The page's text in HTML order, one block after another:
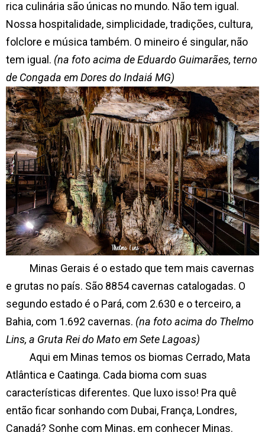
rica culinária são únicas no mundo. Não tem igual.
Nossa hospitalidade, simplicidade, tradições, cultura,
folclore e música também. O mineiro é singular, não
tem igual. (na foto acima de Eduardo Guimarães, terno
de Congada em Dores do Indaiá MG)
Minas Gerais é o estado que tem mais cavernas
e grutas no país. São 8854 cavernas catalogadas. O
segundo estado é o Pará, com 2.630 e o terceiro, a
Bahia, com 1.692 cavernas. (na foto acima do Thelmo
Lins, a Gruta Rei do Mato em Sete Lagoas)
Aqui em Minas temos os biomas Cerrado, Mata
Atlântica e Caatinga. Cada bioma com suas
características diferentes. Que luxo isso! Pra quê
então ficar sonhando com Dubai, França, Londres,
Canadá? Sonhe com Minas, em conhecer Minas.